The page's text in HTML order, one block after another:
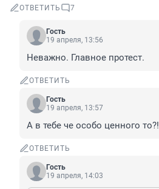
ОТВЕТИТЬ 7
Гость
19 апреля, 13:56
Неважно. Главное протест.
ОТВЕТИТЬ
Гость
19 апреля, 13:57
А в тебе че особо ценного то?!
ОТВЕТИТЬ
Гость
19 апреля, 14:03